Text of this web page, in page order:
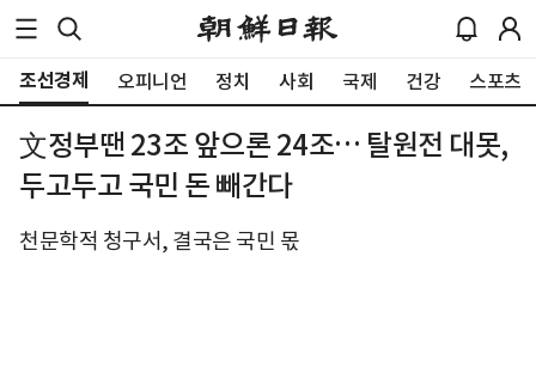
조선경제 오피니언 정치 사회 국제 건강 스포츠
文정부땐 23조 앞으론 24조… 탈원전 대못,
두고두고 국민 돈 빼간다
천문학적 청구서, 결국은 국민 몫